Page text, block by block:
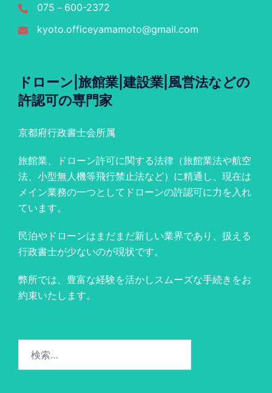
075－600-2372
kyoto.officeyamamoto@gmail.com
ドローン|旅館業|建設業|風営法などの
許認可の専門家
京都府行政書士会所属
旅館業、ドローン許可に関する法律（旅館業法や航空
法、小型無人機等飛行禁止法など）に精通し、現在は
メイン業務の一つとしてドローンの許認可に力を入れ
ています。
民泊やドローンはまだまだ新しい業界であり、扱える
行政書士が少ないのが現状です。
弊所では、豊富な経験を活かしスムーズな手続きをお
約束いたします。